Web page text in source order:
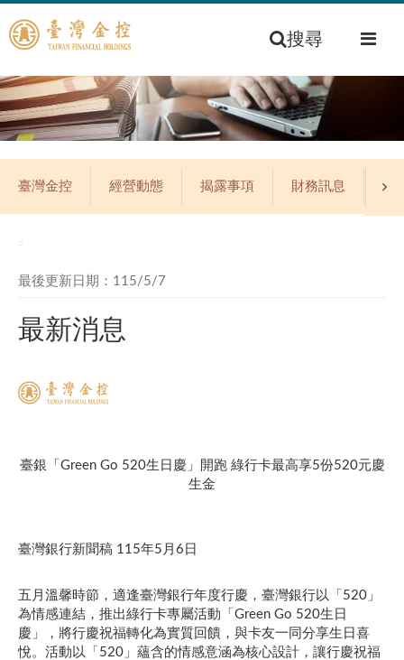
搜尋
臺灣金控 經營動態 揭露事項 財務訊息 公
最後更新日期：115/5/7
最新消息
臺銀「Green Go 520生日慶」開跑 綠行卡最高享5份520元慶
生金
臺灣銀行新聞稿 115年5月6日
五月溫馨時節，適逢臺灣銀行年度行慶，臺灣銀行以「520」
為情感連結，推出綠行卡專屬活動「Green Go 520生日
慶」，將行慶祝福轉化為實質回饋，與卡友一同分享生日喜
悅。活動以「520」蘊含的情感意涵為核心設計，讓行慶祝福